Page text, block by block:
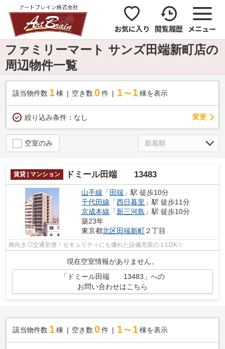
お気に入り 閲覧履歴 メニュー
ファミリーマート サンズ田端新町店の
周辺物件一覧
該当物件数 1棟 空き数 0 件 1～1 棟を表示
絞り込み条件： なし 変更
空室のみ
賃貸 | マンション ドミール田端 13483
山手線 「 田端 」駅 徒歩10分
千代田線 「西日暮里 」駅 徒歩11分
京成本線 「新三河島 」駅 徒歩10分
築23年
東京都北区田端新町２丁目
南向き◎交通至便！セキュリティにも優れた設備充実の１LDK☆
現在空室情報がありません。
「ドミール田端 13483」への
お問い合わせはこちら
該当物件数 1棟 空き数 0 件 1～1 棟を表示